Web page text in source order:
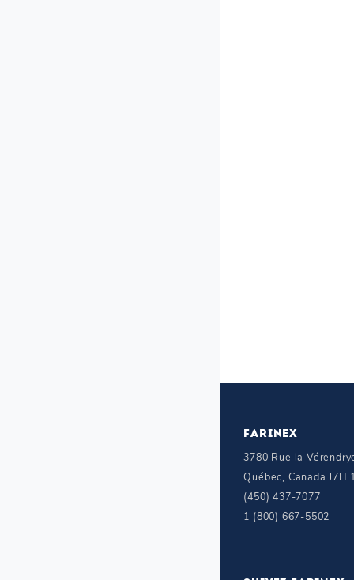
FARINEX
3780 Rue la
Québec, Canada J7H
(450) 437-7077
1 (800) 667-5502